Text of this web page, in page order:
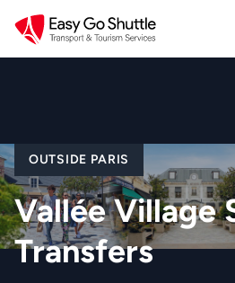
OUTSIDE PARIS
Vallée Village
Transfers